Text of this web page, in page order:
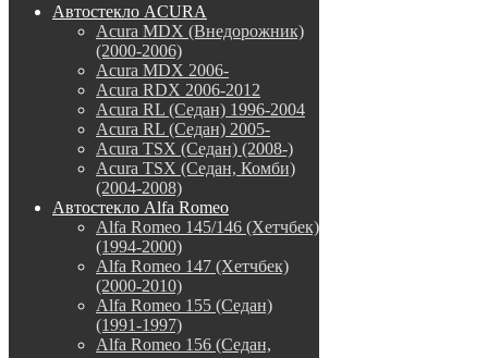
Автостекло ACURA
Acura MDX (Внедорожник)
(2000-2006)
Acura MDX 2006-
Acura RDX 2006-2012
Acura RL (Седан) 1996-2004
Acura RL (Седан) 2005-
Acura TSX (Седан) (2008-)
Acura TSX (Седан, Комби)
(2004-2008)
Автостекло Alfa Romeo
Alfa Romeo 145/146 (Хетчбек)
(1994-2000)
Alfa Romeo 147 (Хетчбек)
(2000-2010)
Alfa Romeo 155 (Седан)
(1991-1997)
Alfa Romeo 156 (Седан,